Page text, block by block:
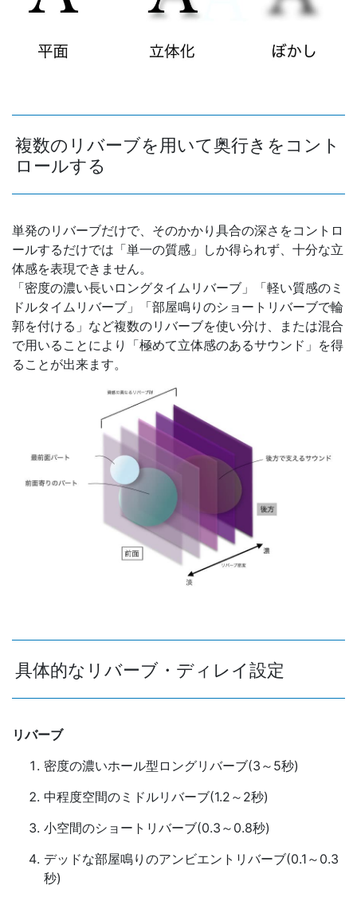
複数のリバーブを用いて奥行きをコント
ロールする
単発のリバーブだけで、そのかかり具合の深さをコントロ
ールするだけでは「単一の質感」しか得られず、十分な立
体感を表現できません。
「密度の濃い長いロングタイムリバーブ」「軽い質感のミ
ドルタイムリバーブ」「部屋鳴りのショートリバーブで輪
郭を付ける」など複数のリバーブを使い分け、または混合
で用いることにより「極めて立体感のあるサウンド」を得
ることが出来ます。
具体的なリバーブ・ディレイ設定
リバーブ
密度の濃いホール型ロングリバーブ(3～5秒)
中程度空間のミドルリバーブ(1.2～2秒)
小空間のショートリバーブ(0.3～0.8秒)
デッドな部屋鳴りのアンビエントリバーブ(0.1～0.3
秒)